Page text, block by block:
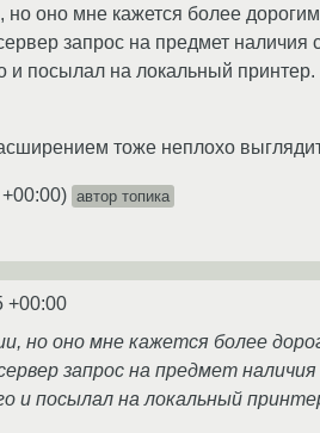
оно мне кажется более
запрос на предмет
и посылал на локальный
тоже неплохо
) автор топика
+00:00
но оно мне кажется более
запрос на предмет
и посылал на локальный